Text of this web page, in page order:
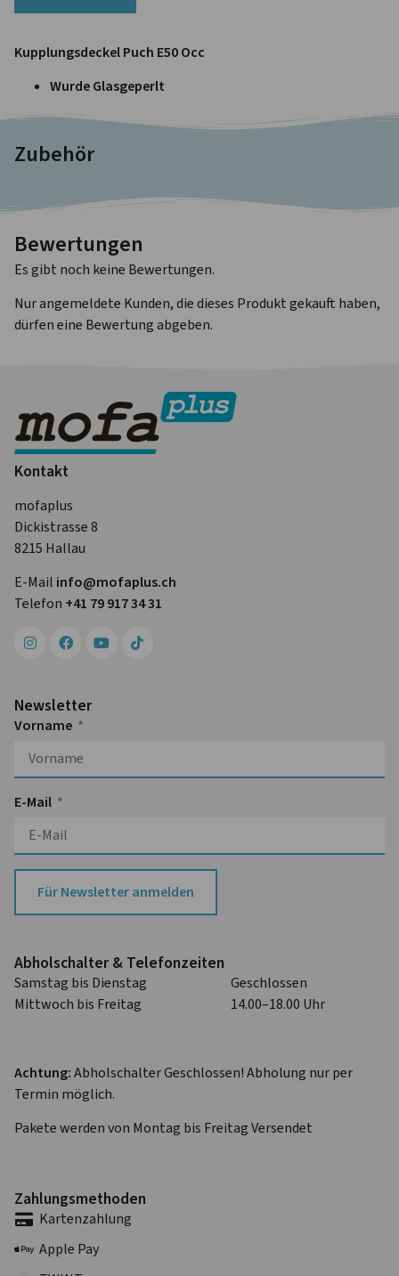
Kupplungsdeckel Puch E50 Occ
Wurde Glasgeperlt
Zubehör
Bewertungen
Es gibt noch keine Bewertungen.
Nur angemeldete Kunden, die dieses Produkt gekauft haben,
dürfen eine Bewertung abgeben.
Kontakt
mofaplus
Dickistrasse 8
8215 Hallau
E-Mail info@mofa­plus.ch
Telefon +41 79 917 34 31
Newsletter
Vorname
E-Mail
Für Newsletter anmelden
Abhol­schalter & Telefon­zeiten
Samstag bis Dienstag
Geschlossen
Mittwoch bis Freitag
14.00–18.00 Uhr
Achtung:Abholschalter Geschlossen! Abholung nur per
Termin möglich.
Pakete werden von Montag bis Freitag Versendet
Zahlungs­methoden
Karten­zahlung
Apple Pay